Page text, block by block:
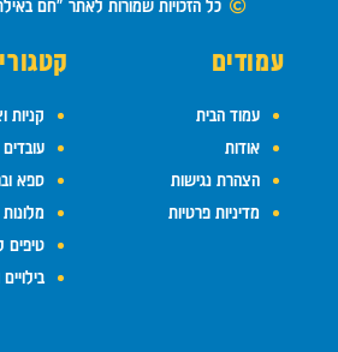
כל הזכויות שמורות לאתר "חם
עמודים
עמוד הבית
אודות
הצהרת נגישות
מדיניות פרטיות
קניות
ספא
טיפים